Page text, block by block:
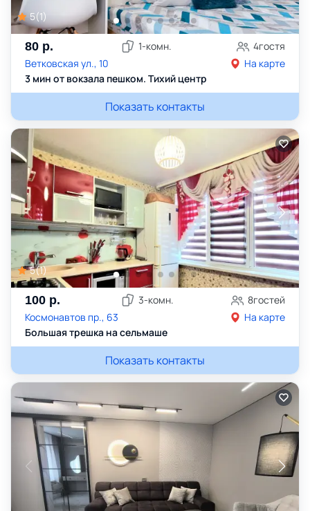
5(1)
80 р. 1-комн. 4гостя
Ветковская ул., 10
На карте
3 мин от вокзала пешком. Тихий центр
Показать контакты
5(1)
100 р. 3-комн. 8гостей
Космонавтов пр., 63
На карте
Большая трешка на сельмаше
Показать контакты